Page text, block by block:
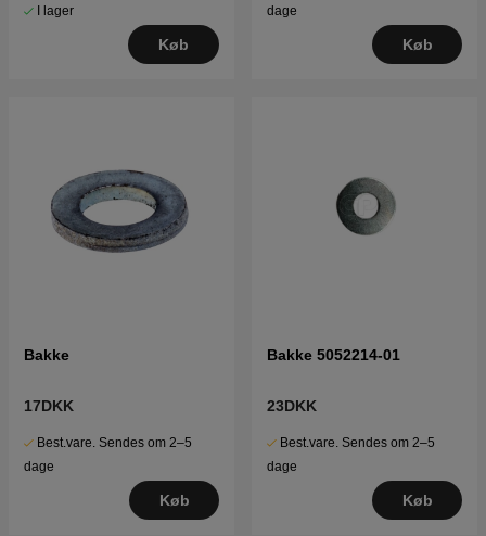
I lager
Køb
dage
Køb
Bakke
17DKK
Best.vare. Sendes om 2–5
dage
Køb
Bakke 5052214-01
23DKK
Best.vare. Sendes om 2–5
dage
Køb